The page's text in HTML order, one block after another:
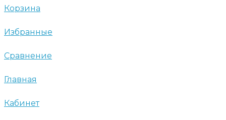
Корзина
Избранные
Сравнение
Главная
Кабинет